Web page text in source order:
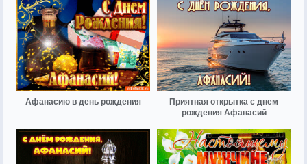
Афанасию в день рождения
Приятная открытка с днем
рождения Афанасий